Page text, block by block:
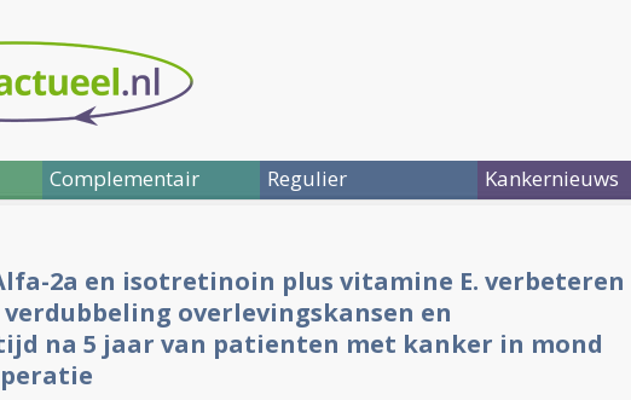
Complementair Regulier Kankernieuws
2a en isotretinoin plus vitamine E. verbeteren
overlevingskansen en
na 5 jaar van patienten met kanker in mond